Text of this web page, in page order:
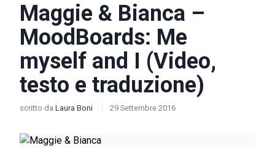
Maggie & Bianca –
MoodBoards: Me
myself and I (Video,
testo e traduzione)
scritto da Laura Boni 29 Settembre 2016